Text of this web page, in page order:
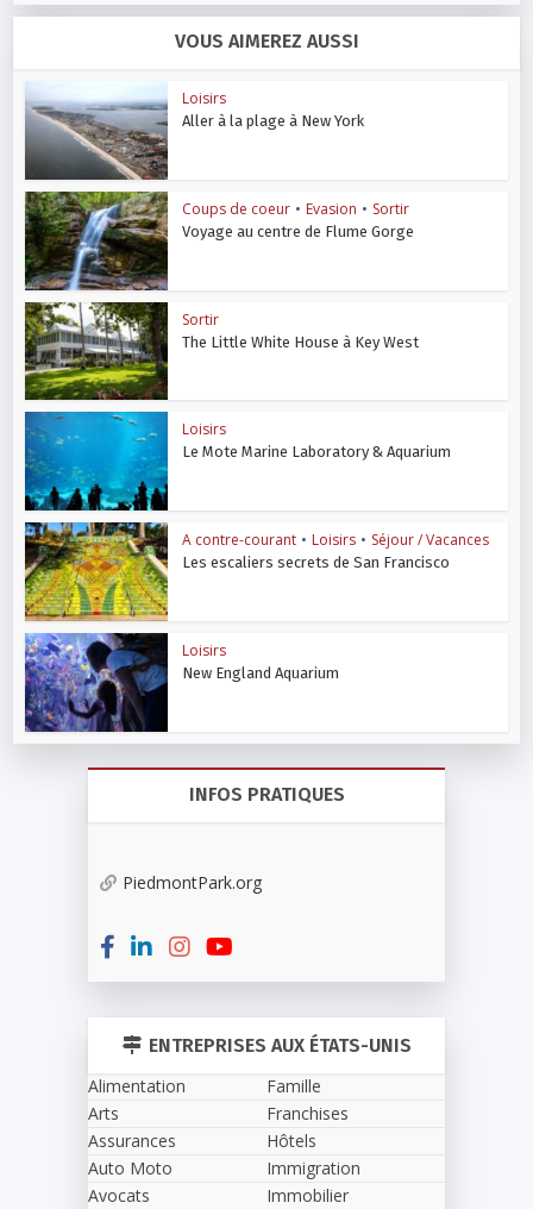
VOUS AIMEREZ AUSSI
Loisirs
Aller à la plage à New York
Coups de coeur • Evasion • Sortir
Voyage au centre de Flume Gorge
Sortir
The Little White House à Key West
Loisirs
Le Mote Marine Laboratory & Aquarium
A contre-courant • Loisirs • Séjour / Vacances
Les escaliers secrets de San Francisco
Loisirs
New England Aquarium
INFOS PRATIQUES
PiedmontPark.org
ENTREPRISES AUX ÉTATS-UNIS
Alimentation
Arts
Assurances
Auto Moto
Avocats
Famille
Franchises
Hôtels
Immigration
Immobilier